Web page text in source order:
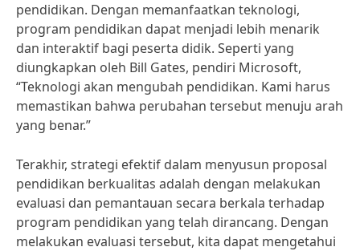
pendidikan. Dengan memanfaatkan teknologi,
program pendidikan dapat menjadi lebih menarik
dan interaktif bagi peserta didik. Seperti yang
diungkapkan oleh Bill Gates, pendiri Microsoft,
“Teknologi akan mengubah pendidikan. Kami harus
memastikan bahwa perubahan tersebut menuju arah
yang benar.”
Terakhir, strategi efektif dalam menyusun proposal
pendidikan berkualitas adalah dengan melakukan
evaluasi dan pemantauan secara berkala terhadap
program pendidikan yang telah dirancang. Dengan
melakukan evaluasi tersebut, kita dapat mengetahui